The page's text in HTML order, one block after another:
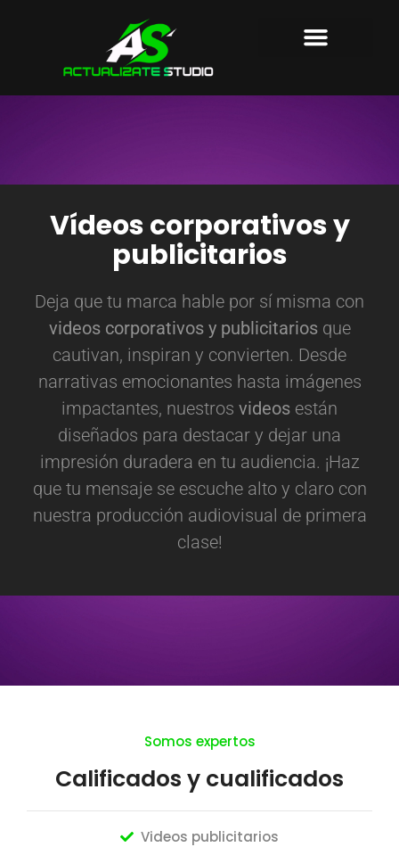
Vídeos corporativos y
publicitarios
Deja que tu marca hable por sí misma con
videos corporativos y publicitariosque
cautivan, inspiran y convierten. Desde
narrativas emocionantes hasta imágenes
impactantes, nuestros videos están
diseñados para destacar y dejar una
impresión duradera en tu audiencia. ¡Haz
que tu mensaje se escuche alto y claro con
nuestra producción audiovisual de primera
clase!
Somos expertos
Calificados y cualificados
Videos publicitarios